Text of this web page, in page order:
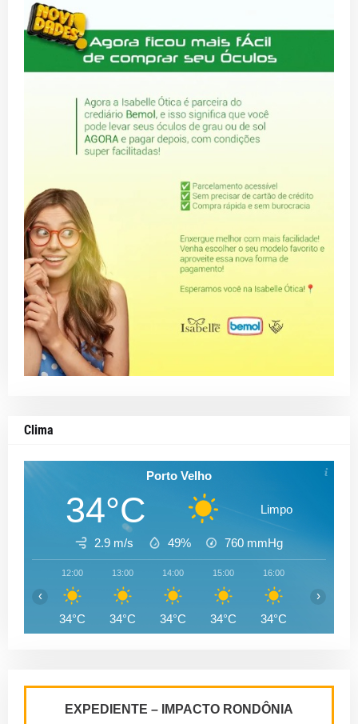
Clima
Porto Velho
34°C Limpo
2.9 m/s 49% 760 mmHg
12:00
34°C
13:00
34°C
14:00
34°C
15:00
34°C
16:00
34°C
‹ ›
EXPEDIENTE – IMPACTO RONDÔNIA